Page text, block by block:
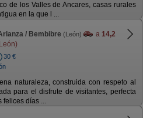
de los Valles de Ancares, casas rurales
en la que l ...
/ Bembibre (León) a 14,2
30 €
naturaleza, construida con respeto al
para el disfrute de visitantes, perfecta
felices días ...